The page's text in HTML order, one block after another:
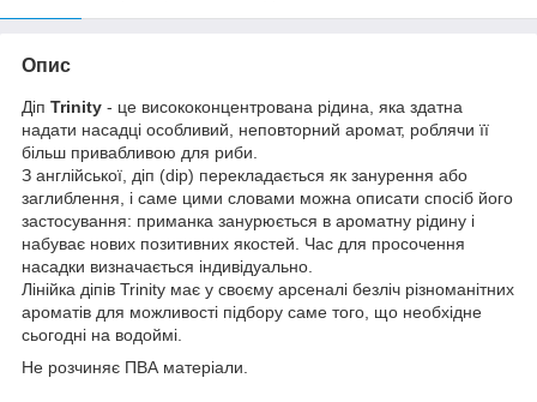
Опис
Діп Trinity - це висококонцентрована рідина, яка здатна
надати насадці особливий, неповторний аромат, роблячи її
більш привабливою для риби.
З англійської, діп (dip) перекладається як занурення або
заглиблення, і саме цими словами можна описати спосіб його
застосування: приманка занурюється в ароматну рідину і
набуває нових позитивних якостей. Час для просочення
насадки визначається індивідуально.
Лінійка діпів Trinity має у своєму арсеналі безліч різноманітних
ароматів для можливості підбору саме того, що необхідне
сьогодні на водоймі.
Не розчиняє ПВА матеріали.